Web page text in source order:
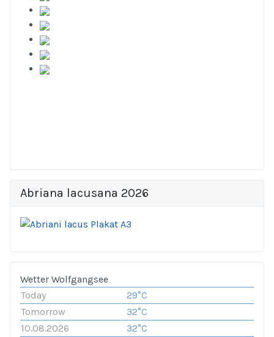
Abriana lacusana 2026
Wetter Wolfgangsee
Today
29°C
Tomorrow
32°C
10.08.2026
32°C